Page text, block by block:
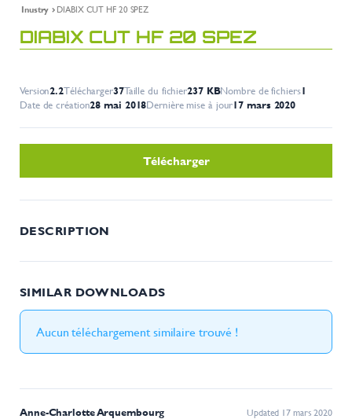
Inustry DIABIX CUT HF 20 SPEZ
DIABIX CUT HF 20 SPEZ
Version2.2Télécharger37Taille du fichier237 KBNombre de fichiers1
Date de création28 mai 2018Dernière mise à jour17 mars 2020
Télécharger
DESCRIPTION
SIMILAR DOWNLOADS
Aucun téléchargement similaire trouvé !
Anne-Charlotte Arquembourg Updated 17 mars 2020